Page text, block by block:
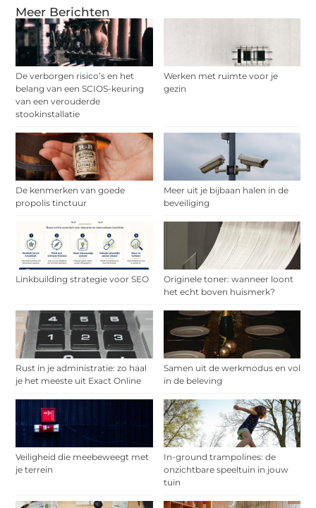
Meer Berichten
De verborgen risico’s en het
belang van een SCIOS-keuring
van een verouderde
stookinstallatie
Werken met ruimte voor je
gezin
De kenmerken van goede
propolis tinctuur
Meer uit je bijbaan halen in de
beveiliging
Linkbuilding strategie voor SEO
Originele toner: wanneer loont
het echt boven huismerk?
Rust in je administratie: zo haal
je het meeste uit Exact Online
Samen uit de werkmodus en vol
in de beleving
Veiligheid die meebeweegt met
je terrein
In-ground trampolines: de
onzichtbare speeltuin in jouw
tuin